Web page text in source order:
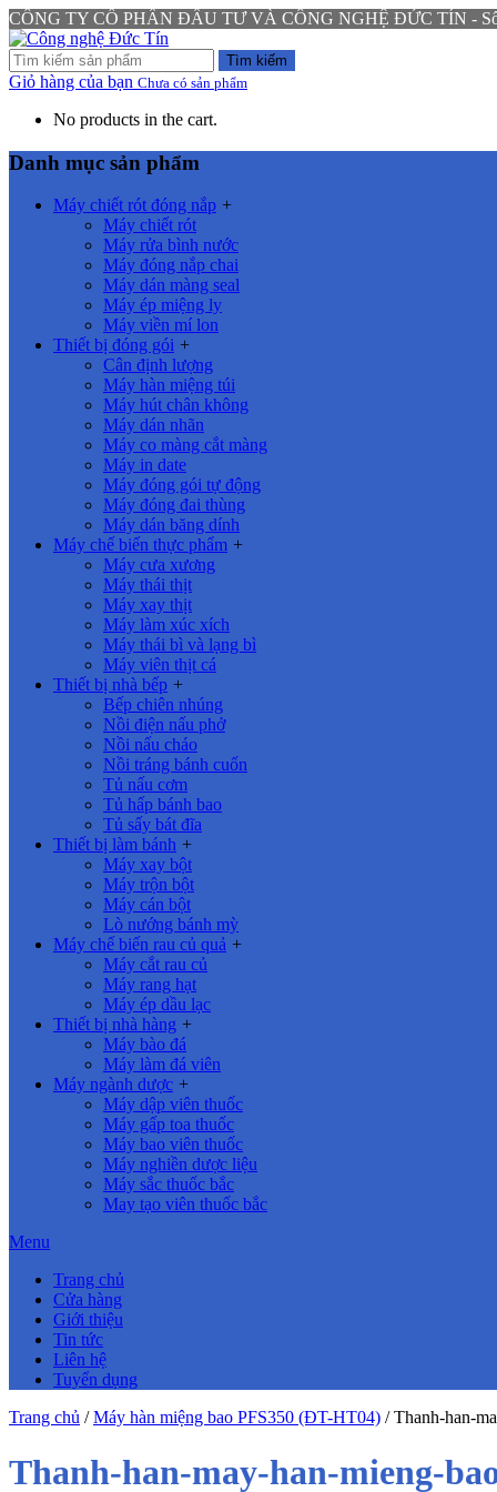
CÔNG TY CỔ PHẦN ĐẦU TƯ VÀ CÔNG NGHỆ ĐỨC TÍN - Số
Tìm kiếm
Giỏ hàng của bạn Chưa có sản phẩm
No products in the cart.
Danh mục sản phẩm
Máy chiết rót đóng nắp +
Máy chiết rót
Máy rửa bình nước
Máy đóng nắp chai
Máy dán màng seal
Máy ép miệng ly
Máy viền mí lon
Thiết bị đóng gói +
Cân định lượng
Máy hàn miệng túi
Máy hút chân không
Máy dán nhãn
Máy co màng cắt màng
Máy in date
Máy đóng gói tự động
Máy đóng đai thùng
Máy dán băng dính
Máy chế biến thực phẩm +
Máy cưa xương
Máy thái thịt
Máy xay thịt
Máy làm xúc xích
Máy thái bì và lạng bì
Máy viên thịt cá
Thiết bị nhà bếp +
Bếp chiên nhúng
Nồi điện nấu phở
Nồi nấu cháo
Nồi tráng bánh cuốn
Tủ nấu cơm
Tủ hấp bánh bao
Tủ sấy bát đĩa
Thiết bị làm bánh +
Máy xay bột
Máy trộn bột
Máy cán bột
Lò nướng bánh mỳ
Máy chế biến rau củ quả +
Máy cắt rau củ
Máy rang hạt
Máy ép dầu lạc
Thiết bị nhà hàng +
Máy bào đá
Máy làm đá viên
Máy ngành dược +
Máy dập viên thuốc
Máy gấp toa thuốc
Máy bao viên thuốc
Máy nghiền dược liệu
Máy sắc thuốc bắc
May tạo viên thuốc bắc
Menu
Trang chủ
Cửa hàng
Giới thiệu
Tin tức
Liên hệ
Tuyển dụng
Trang chủ /Máy hàn miệng bao PFS350 (ĐT-HT04) /Thanh-han-
Thanh-han-may-han-mieng-